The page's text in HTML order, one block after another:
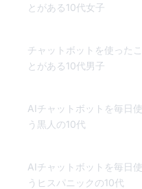
とがある10代女子
チャットボットを使ったこ
とがある10代男子
AIチャットボットを毎日使
う黒人の10代
AIチャットボットを毎日使
うヒスパニックの10代